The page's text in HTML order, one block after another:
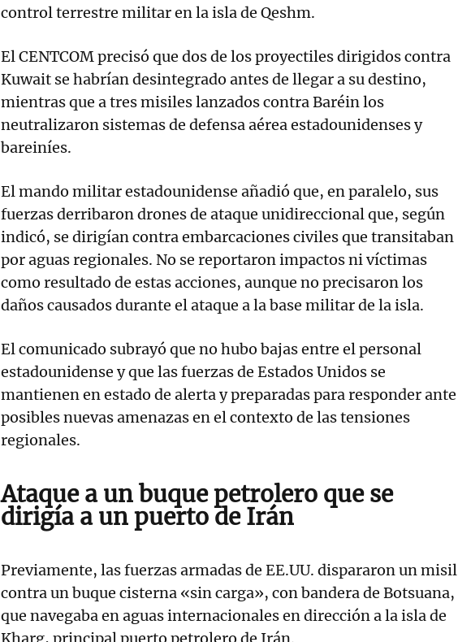
control terrestre militar en la isla de Qeshm.
El CENTCOM precisó que dos de los proyectiles dirigidos contra
Kuwait se habrían desintegrado antes de llegar a su destino,
mientras que a tres misiles lanzados contra Baréin los
neutralizaron sistemas de defensa aérea estadounidenses y
bareiníes.
El mando militar estadounidense añadió que, en paralelo, sus
fuerzas derribaron drones de ataque unidireccional que, según
indicó, se dirigían contra embarcaciones civiles que transitaban
por aguas regionales. No se reportaron impactos ni víctimas
como resultado de estas acciones, aunque no precisaron los
daños causados durante el ataque a la base militar de la isla.
El comunicado subrayó que no hubo bajas entre el personal
estadounidense y que las fuerzas de Estados Unidos se
mantienen en estado de alerta y preparadas para responder ante
posibles nuevas amenazas en el contexto de las tensiones
regionales.
Ataque a un buque petrolero que se
dirigía a un puerto de Irán
Previamente, las fuerzas armadas de EE.UU. dispararon un misil
contra un buque cisterna «sin carga», con bandera de Botsuana,
que navegaba en aguas internacionales en dirección a la isla de
Kharg, principal puerto petrolero de Irán.